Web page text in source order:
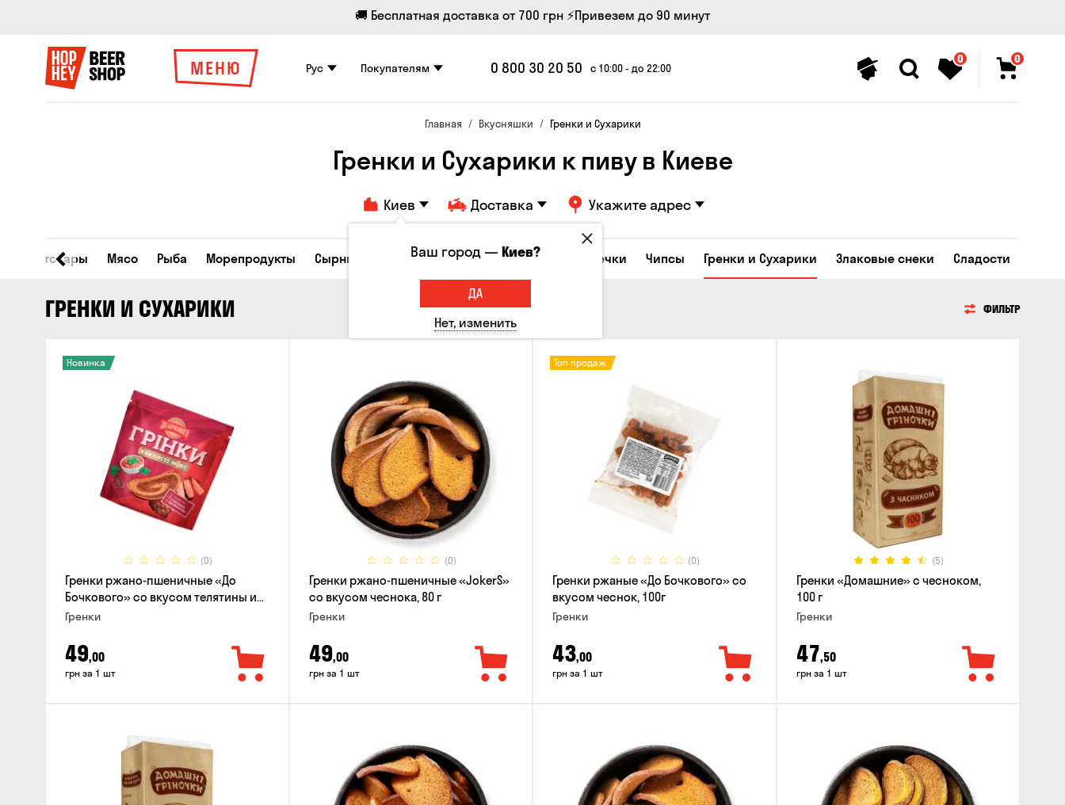
🚚 Бесплатная доставка от 700 грн ⚡Привезем до 90 минут
МЕНЮ Рус Покупателям 0 800 30 20 50 с 10:00 - до 22:00
0 0
Главная Вкусняшки Гренки и Сухарики
Гренки и Сухарики к пиву в Киеве
Киев Доставка Укажите адрес
Все товары Мясо Рыба Морепродукты Сырные закуски Орешки Кукуруза Семечки Чипсы Гренки и Сухарики Злаковые снеки Сладости
ГРЕНКИ И СУХАРИКИ ФИЛЬТР
(0)
Новинка
Гренки ржано-пшеничные «До
Бочкового» со вкусом телятины и
аджики, 75г
Гренки
49,00
грн за 1 шт
(0)
Гренки ржано-пшеничные «JokerS»
со вкусом чеснока, 80 г
Гренки
49,00
грн за 1 шт
(0)
Топ продаж
Гренки ржаные «До Бочкового» со
вкусом чеснок, 100г
Гренки
43,00
грн за 1 шт
(5)
Гренки «Домашние» с чесноком,
100 г
Гренки
47,50
грн за 1 шт
Ваш город —Киев?
ДА
Нет, изменить